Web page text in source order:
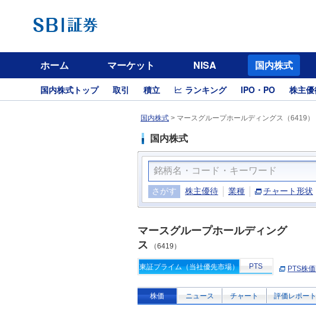
ホーム マーケット NISA 国内株式
国内株式トップ 取引 積立 ランキング IPO・PO 株主
国内株式 > マースグループホールディングス（6419）
国内株式
さがす 株主優待 業種 チャート形状
マースグループホールディング
ス （6419）
東証プライム（当社優先市場） PTS PTS株
株価 ニュース チャート 評価レポート